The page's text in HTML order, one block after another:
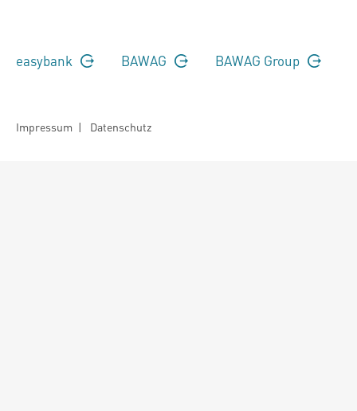
easybank BAWAG BAWAG Group
Impressum | Datenschutz